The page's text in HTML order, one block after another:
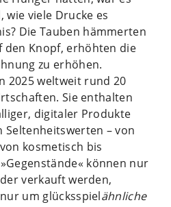
wie viele Drucke es
Die Tauben hämmerten
den Knopf, erhöhten die
zu erhöhen.
2025 weltweit rund 20
Sie enthalten
digitaler Produkte
– von
kosmetisch bis
können nur
verkauft werden,
um glücksspielähnliche